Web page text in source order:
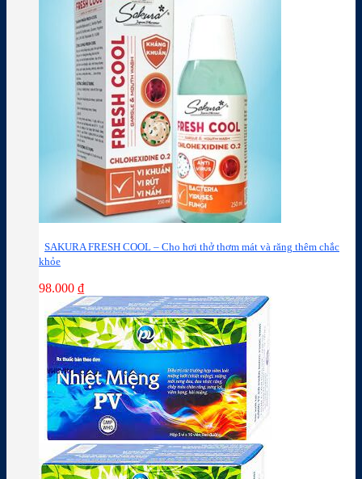
SAKURA FRESH COOL – Cho hơi thở thơm mát và răng thêm chắc
khỏe
98.000 ₫